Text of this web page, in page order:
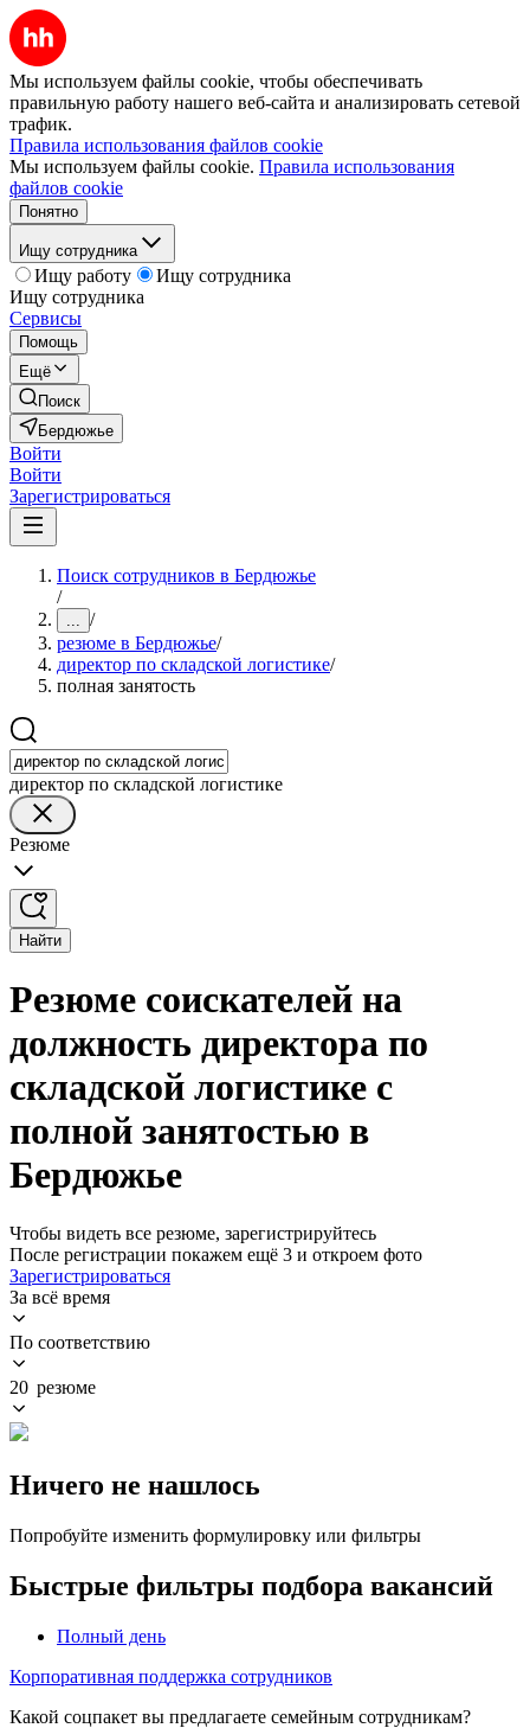
Мы используем файлы cookie, чтобы обеспечивать
правильную работу нашего веб-сайта и анализировать сетевой
трафик.
Правила использования файлов cookie
Мы используем файлы cookie. Правила использования
файлов cookie
Понятно
Ищу сотрудника
Ищу работу
Ищу сотрудника
Ищу сотрудника
Сервисы
Помощь
Ещё
Поиск
Бердюжье
Войти
Войти
Зарегистрироваться
Поиск сотрудников в Бердюжье
/
... /
резюме в Бердюжье/
директор по складской логистике/
полная занятость
директор по складской логистике
Резюме
Найти
Резюме соискателей на
должность директора по
складской логистике с
полной занятостью в
Бердюжье
Чтобы видеть все резюме, зарегистрируйтесь
После регистрации покажем ещё 3 и откроем фото
Зарегистрироваться
За всё время
По соответствию
20 резюме
Ничего не нашлось
Попробуйте изменить формулировку или фильтры
Быстрые фильтры подбора вакансий
Полный день
Корпоративная поддержка сотрудников
Какой соцпакет вы предлагаете семейным сотрудникам?